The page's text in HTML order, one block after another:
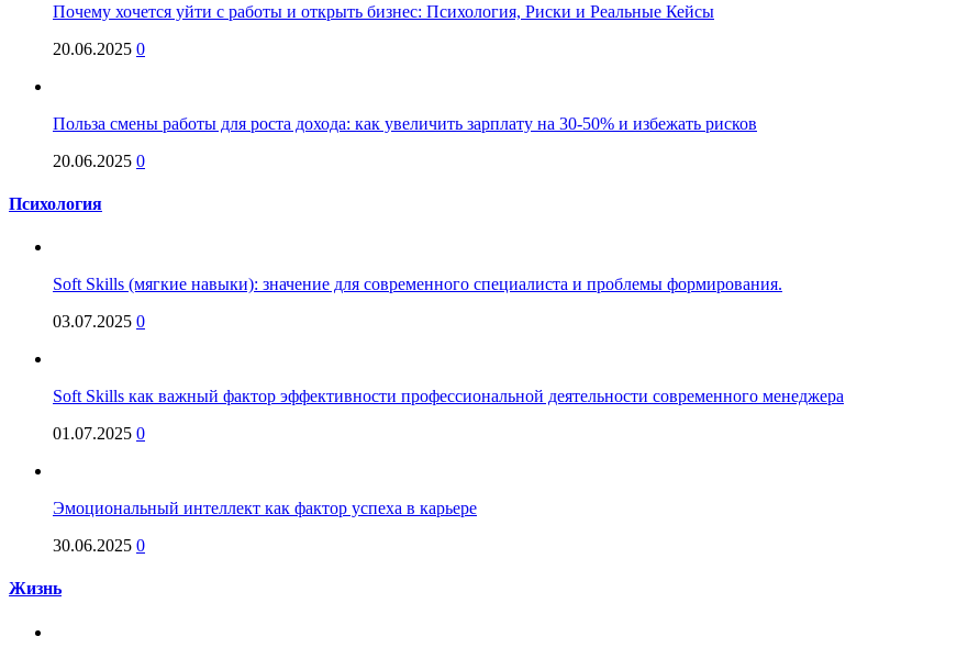
Почему хочется уйти с работы и открыть бизнес: Психология, Риски и Реальные Кейсы
20.06.2025 0
Польза смены работы для роста дохода: как увеличить зарплату на 30-50% и избежать рисков
20.06.2025 0
Психология
Soft Skills (мягкие навыки): значение для современного специалиста и проблемы формирования.
03.07.2025 0
Soft Skills как важный фактор эффективности профессиональной деятельности современного менеджера
01.07.2025 0
Эмоциональный интеллект как фактор успеха в карьере
30.06.2025 0
Жизнь